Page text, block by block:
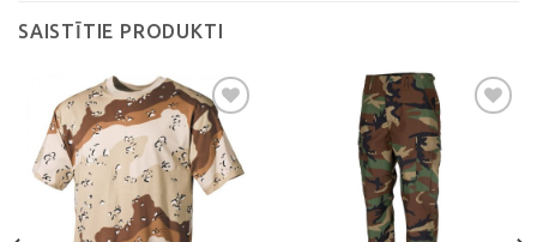
SAISTĪTIE PRODUKTI
Pievienot
vēlmju
sarakstam